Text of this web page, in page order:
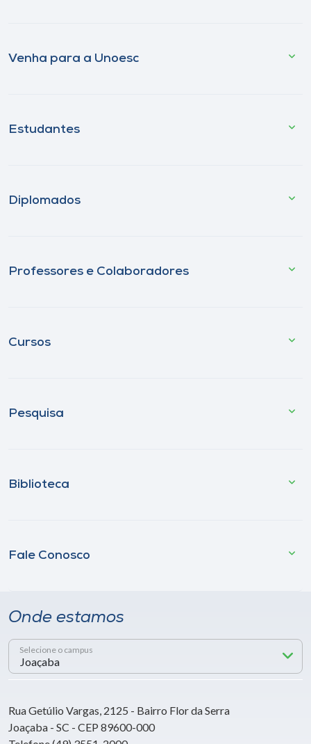
Venha para a Unoesc
Estudantes
Diplomados
Professores e Colaboradores
Cursos
Pesquisa
Biblioteca
Fale Conosco
Onde estamos
Selecione o campus
Rua Getúlio Vargas, 2125 - Bairro Flor da Serra
Joaçaba - SC - CEP 89600-000